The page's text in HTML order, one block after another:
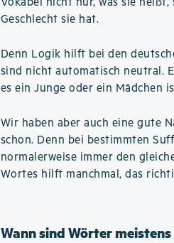
Geschlecht sie hat.
Denn Logik hilft bei den
sind nicht automatisch neutral.
es ein Junge oder ein Mädchen
Wir haben aber auch eine gute
schon. Denn bei bestimmten
normalerweise immer den
Wortes hilft manchmal, das
Wann sind Wörter